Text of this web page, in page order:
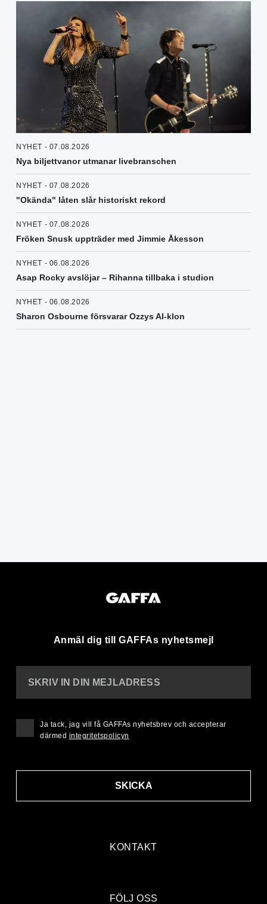
NYHET - 07.08.2026
Nya biljettvanor utmanar livebranschen
NYHET - 07.08.2026
"Okända" låten slår historiskt rekord
NYHET - 07.08.2026
Fröken Snusk uppträder med Jimmie Åkesson
NYHET - 06.08.2026
Asap Rocky avslöjar – Rihanna tillbaka i studion
NYHET - 06.08.2026
Sharon Osbourne försvarar Ozzys AI-klon
Anmäl dig till GAFFAs nyhetsmejl
KONTAKT
SKRIV IN DIN MEJLADRESS
SKICKA
Ja tack, jag vill få GAFFAs nyhetsbrev och accepterar
därmed integritetspolicyn
FÖLJ OSS